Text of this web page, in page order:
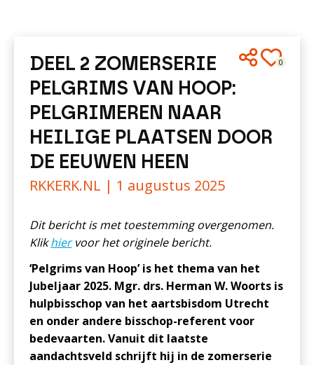
0
DEEL 2 ZOMERSERIE
PELGRIMS VAN HOOP:
PELGRIMEREN NAAR
HEILIGE PLAATSEN DOOR
DE EEUWEN HEEN
RKKERK.NL | 1 augustus 2025
Dit bericht is met toestemming overgenomen.
Klikhiervoor het originele bericht.
‘Pelgrims van Hoop’ is het thema van het
Jubeljaar 2025. Mgr. drs. Herman W. Woorts is
hulpbisschop van het aartsbisdom Utrecht
en onder andere bisschop-referent voor
bedevaarten. Vanuit dit laatste
aandachtsveld schrijft hij in de zomerserie